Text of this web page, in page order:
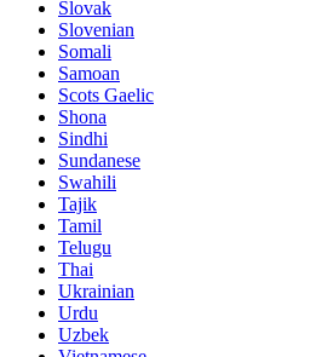
Slovak
Slovenian
Somali
Samoan
Scots Gaelic
Shona
Sindhi
Sundanese
Swahili
Tajik
Tamil
Telugu
Thai
Ukrainian
Urdu
Uzbek